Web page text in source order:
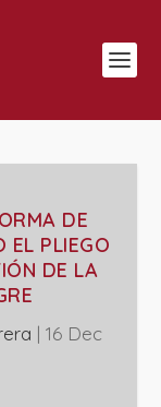
DE
EL PLIEGO
DE LA
| 16 Dec